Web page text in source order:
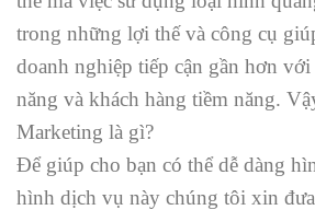
trong những lợi thế và công cụ
doanh nghiệp tiếp cận gần hơn
năng và khách hàng tiềm năng.
Marketing là gì?
Để giúp cho bạn có thể dễ dàng
hình dịch vụ này chúng tôi xin